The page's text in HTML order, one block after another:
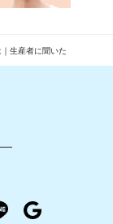
生産者に聞いた
line